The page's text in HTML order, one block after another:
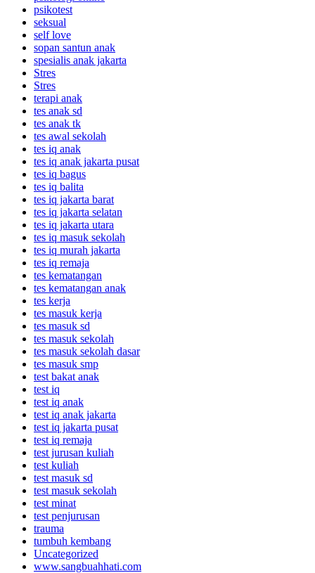
psikotest
seksual
self love
sopan santun anak
spesialis anak jakarta
Stres
Stres
terapi anak
tes anak sd
tes anak tk
tes awal sekolah
tes iq anak
tes iq anak jakarta pusat
tes iq bagus
tes iq balita
tes iq jakarta barat
tes iq jakarta selatan
tes iq jakarta utara
tes iq masuk sekolah
tes iq murah jakarta
tes iq remaja
tes kematangan
tes kematangan anak
tes kerja
tes masuk kerja
tes masuk sd
tes masuk sekolah
tes masuk sekolah dasar
tes masuk smp
test bakat anak
test iq
test iq anak
test iq anak jakarta
test iq jakarta pusat
test iq remaja
test jurusan kuliah
test kuliah
test masuk sd
test masuk sekolah
test minat
test penjurusan
trauma
tumbuh kembang
Uncategorized
www.sangbuahhati.com